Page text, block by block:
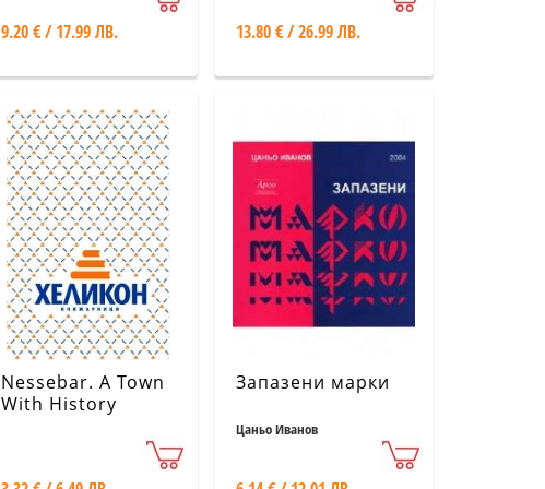
9.20 € / 17.99 ЛВ. 13.80 € / 26.99 ЛВ.
Nessebar. A Town
With History
Запазени марки
Цаньо Иванов